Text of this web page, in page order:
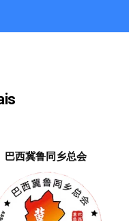
巴西冀鲁同乡总会